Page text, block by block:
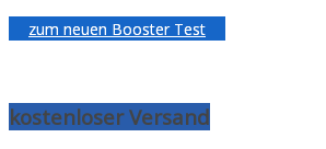
zum neuen Booster Test
kostenloser Versand